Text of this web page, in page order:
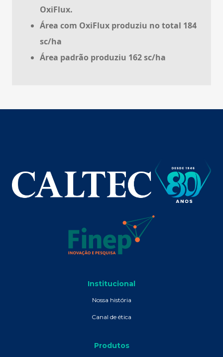
OxiFlux.
Área com OxiFlux produziu no total 184
sc/ha
Área padrão produziu 162 sc/ha
Institucional
Nossa história
Canal de ética
Produtos